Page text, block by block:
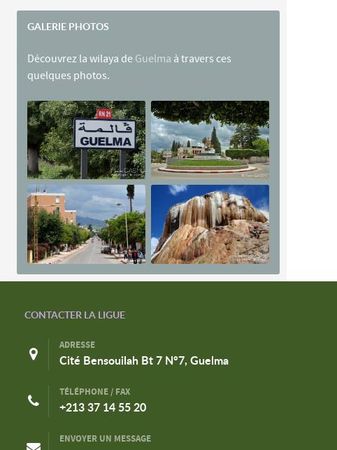
GALERIE PHOTOS
Découvrez la wilaya de Guelma à travers ces
quelques photos.
CONTACTER LA LIGUE
ADRESSE
Cité Bensouilah Bt 7 N°7, Guelma
TÉLÉPHONE / FAX
+213 37 14 55 20
ENVOYER UN MESSAGE